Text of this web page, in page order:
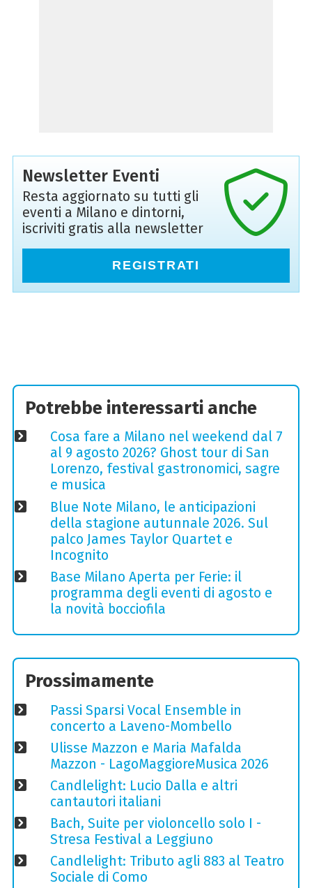
Newsletter Eventi
Resta aggiornato su tutti gli
eventi a Milano e dintorni,
iscriviti gratis alla newsletter
REGISTRATI
Potrebbe interessarti anche
Cosa fare a Milano nel weekend dal 7
al 9 agosto 2026? Ghost tour di San
Lorenzo, festival gastronomici, sagre
e musica
Blue Note Milano, le anticipazioni
della stagione autunnale 2026. Sul
palco James Taylor Quartet e
Incognito
Base Milano Aperta per Ferie: il
programma degli eventi di agosto e
la novità bocciofila
Prossimamente
Passi Sparsi Vocal Ensemble in
concerto a Laveno-Mombello
Ulisse Mazzon e Maria Mafalda
Mazzon - LagoMaggioreMusica 2026
Candlelight: Lucio Dalla e altri
cantautori italiani
Bach, Suite per violoncello solo I -
Stresa Festival a Leggiuno
Candlelight: Tributo agli 883 al Teatro
Sociale di Como